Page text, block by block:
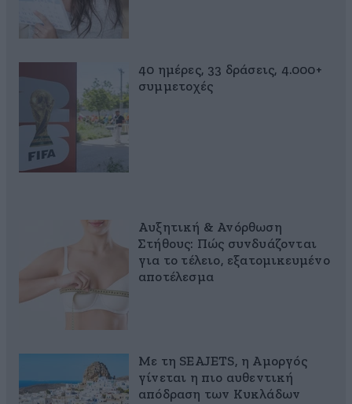
40 ημέρες, 33 δράσεις, 4.000+
συμμετοχές
Αυξητική & Ανόρθωση
Στήθους: Πώς συνδυάζονται
για το τέλειο, εξατομικευμένο
αποτέλεσμα
Με τη SEAJETS, η Αμοργός
γίνεται η πιο αυθεντική
απόδραση των Κυκλάδων